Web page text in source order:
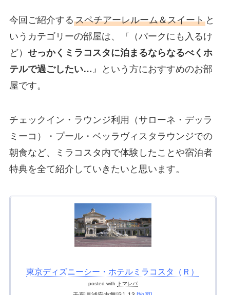
今回ご紹介するスペチアーレルーム＆スイートと
いうカテゴリーの部屋は、『（パークにも入るけ
ど） せっかくミラコスタに泊まるならなるべくホ
テルで過ごしたい… 』という方におすすめのお部
屋です。
チェックイン・ラウンジ利用（サローネ・デッラ
ミーコ）・プール・ベッラヴィスタラウンジでの
朝食など、ミラコスタ内で体験したことや宿泊者
特典を全て紹介していきたいと思います。
東京ディズニーシー・ホテルミラコスタ（Ｒ）
posted with トマレバ